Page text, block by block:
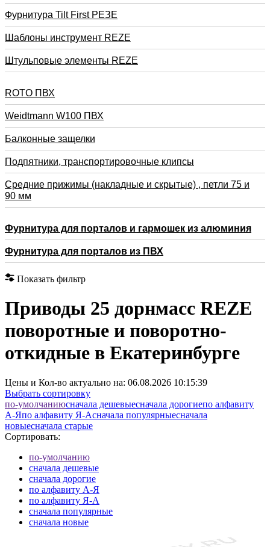
Фурнитура Tilt First РЕЗЕ
Шаблоны инструмент REZE
Штульповые элементы REZE
RОTO ПВХ
Weidtmann W100 ПВХ
Балконные защелки
Подпятники, транспортировочные клипсы
Средние прижимы (накладные и скрытые) , петли 75 и
90 мм
Фурнитура для порталов и гармошек из алюминия
Фурнитура для порталов из ПВХ
Показать фильтр
Приводы 25 дорнмасс REZE
поворотные и поворотно-
откидные в Екатеринбурге
Цены и Кол-во актуально на: 06.08.2026 10:15:39
Выбрать сортировку
по-умолчаниюcначала дешевыеcначала дорогиепо алфавиту
А-Япо алфавиту Я-Аcначала популярныеcначала
новыеcначала старые
Сортировать:
по-умолчанию
cначала дешевые
cначала дорогие
по алфавиту А-Я
по алфавиту Я-А
cначала популярные
cначала новые